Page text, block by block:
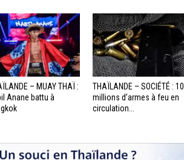
– MUAY THAÏ :
Anane battu à
THAÏLANDE – SOCIÉTÉ : 10
millions d’armes à feu en
circulation...